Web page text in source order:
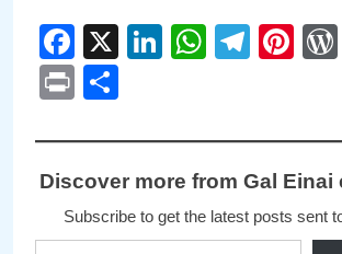
Facebook
X LinkedIn
Print
Discover more from Gal Einai
Subscribe to get the latest posts sent
Type your email…